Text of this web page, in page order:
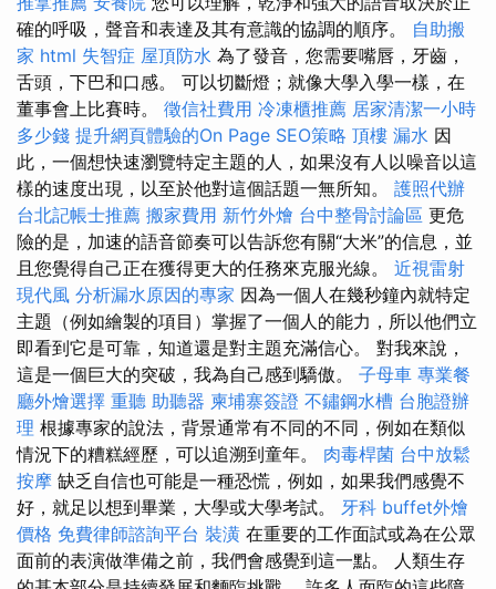
確的呼吸，聲音和表達及其有意識的協調的順序。 自助搬
家 html 失智症 屋頂防水 為了發音，您需要嘴唇，牙齒，
舌頭，下巴和口感。 可以切斷燈；就像大學入學一樣，在
董事會上比賽時。 徵信社費用 冷凍櫃推薦 居家清潔一小時
多少錢 提升網頁體驗的On Page SEO策略 頂樓 漏水 因
此，一個想快速瀏覽特定主題的人，如果沒有人以噪音以這
樣的速度出現，以至於他對這個話題一無所知。 護照代辦
台北記帳士推薦 搬家費用 新竹外燴 台中整骨討論區 更危
險的是，加速的語音節奏可以告訴您有關“大米”的信息，並
且您覺得自己正在獲得更大的任務來克服光線。 近視雷射
現代風 分析漏水原因的專家 因為一個人在幾秒鐘內就特定
主題（例如繪製的項目）掌握了一個人的能力，所以他們立
即看到它是可靠，知道還是對主題充滿信心。 對我來說，
這是一個巨大的突破，我為自己感到驕傲。 子母車 專業餐
廳外燴選擇 重聽 助聽器 柬埔寨簽證 不鏽鋼水槽 台胞證辦
理 根據專家的說法，背景通常有不同的不同，例如在類似
情況下的糟糕經歷，可以追溯到童年。 肉毒桿菌 台中放鬆
按摩 缺乏自信也可能是一種恐慌，例如，如果我們感覺不
好，就足以想到畢業，大學或大學考試。 牙科 buffet外燴
價格 免費律師諮詢平台 裝潢 在重要的工作面試或為在公眾
面前的表演做準備之前，我們會感覺到這一點。 人類生存